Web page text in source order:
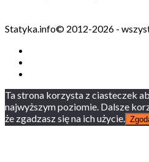
Statyka.info© 2012-2026 -
Ta strona korzysta z ciasteczek
najwyższym poziomie. Dalsze
że zgadzasz się na ich użycie.